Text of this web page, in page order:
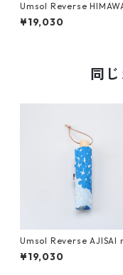
Umsol Reverse
mini
¥19,030
同
Umsol Reverse AJISAI
¥19,030